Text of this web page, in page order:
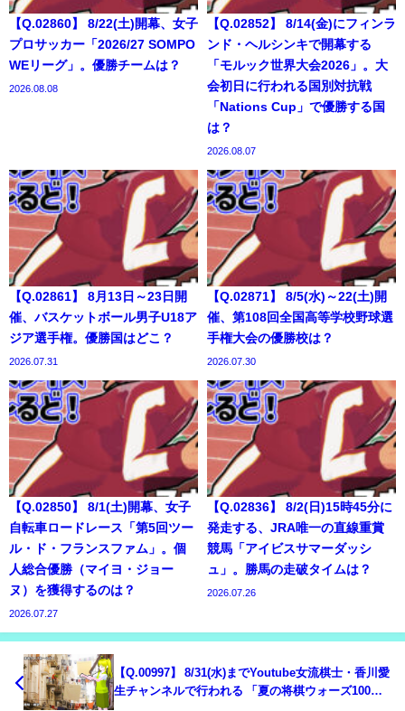
【Q.02860】 8/22(土)開幕、女子
プロサッカー「2026/27 SOMPO
WEリーグ」。優勝チームは？
2026.08.08
【Q.02852】 8/14(金)にフィンラ
ンド・ヘルシンキで開幕する
「モルック世界大会2026」。大
会初日に行われる国別対抗戦
「Nations Cup」で優勝する国
は？
2026.08.07
【Q.02861】 8月13日～23日開
催、バスケットボール男子U18ア
ジア選手権。優勝国はどこ？
2026.07.31
【Q.02871】 8/5(水)～22(土)開
催、第108回全国高等学校野球選
手権大会の優勝校は？
2026.07.30
【Q.02850】 8/1(土)開幕、女子
自転車ロードレース「第5回ツー
ル・ド・フランスファム」。個
人総合優勝（マイヨ・ジョー
ヌ）を獲得するのは？
2026.07.27
【Q.02836】 8/2(日)15時45分に
発走する、JRA唯一の直線重賞
競馬「アイビスサマーダッシ
ュ」。勝馬の走破タイムは？
2026.07.26
【Q.00997】 8/31(水)までYoutube女流棋士・香川愛
生チャンネルで行われる 「夏の将棋ウォーズ100勝